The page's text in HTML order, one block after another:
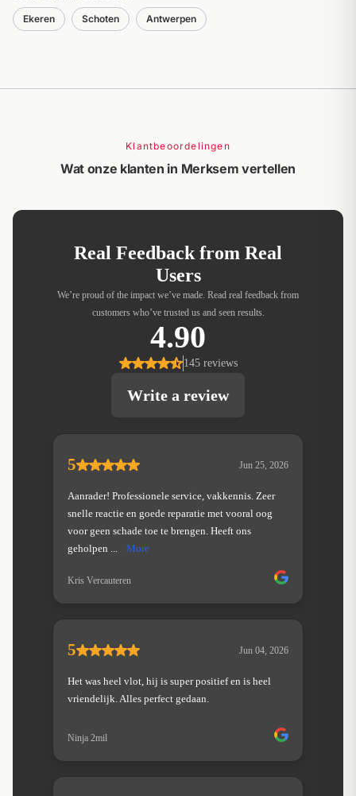
Ekeren Schoten Antwerpen
Klantbeoordelingen
Wat onze klanten in Merksem vertellen